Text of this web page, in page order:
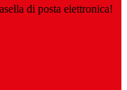
di posta elettronica!